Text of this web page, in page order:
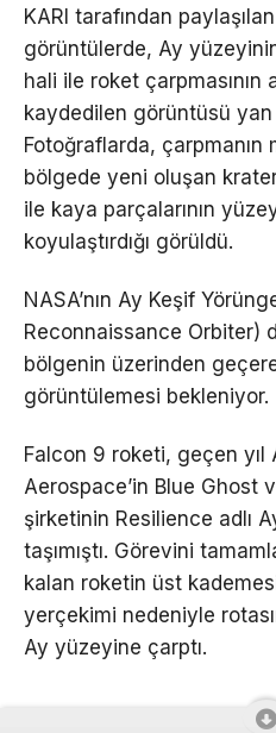
KARI tarafından paylaşılan
görüntülerde, Ay
hali ile roket çarpmasının
kaydedilen görüntüsü yan
Fotoğraflarda, çarpmanın
bölgede yeni oluşan
ile kaya parçalarının
koyulaştırdığı görüldü.
NASA’nın Ay Keşif
Reconnaissance Orbiter)
bölgenin üzerinden
görüntülemesi bekleniyor.
Falcon 9 roketi, geçen yıl
Aerospace’in Blue Ghost
şirketinin Resilience adlı
taşımıştı. Görevini
kalan roketin üst
yerçekimi nedeniyle
Ay yüzeyine çarptı.